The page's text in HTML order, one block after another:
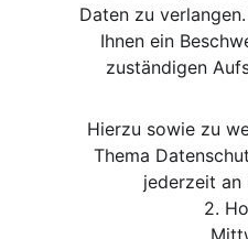
Daten zu
Ihnen ein
zuständigen
Hierzu sowie zu
Thema
jederzeit an
2.